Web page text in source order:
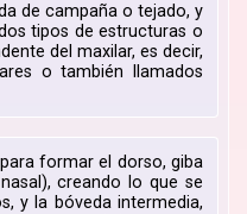
de campaña o tejado, y
tipos de estructuras o
del maxilar, es decir,
o también llamados
formar el dorso, giba
creando lo que se
y la bóveda intermedia,